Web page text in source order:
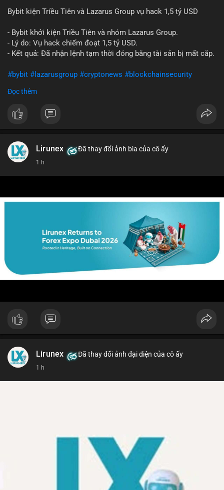
Bybit kiện Triều Tiên và Lazarus Group vụ hack 1,5 tỷ USD
- Bybit khởi kiện Triều Tiên và nhóm Lazarus Group.
- Lý do: Vụ hack chiếm đoạt 1,5 tỷ USD.
- Kết quả: Đã nhận lệnh tạm thời đóng băng tài sản bị mất cắp.
#bybit #lazarusgroup #cryptonews #blockchainsecurity
$btc $eth
#vlikevn #titanbot
Đọc thêm
Lirunex Đã thay đổi ảnh bìa của cô ấy
1 h
Lirunex Đã thay đổi ảnh đại diện của cô ấy
1 h